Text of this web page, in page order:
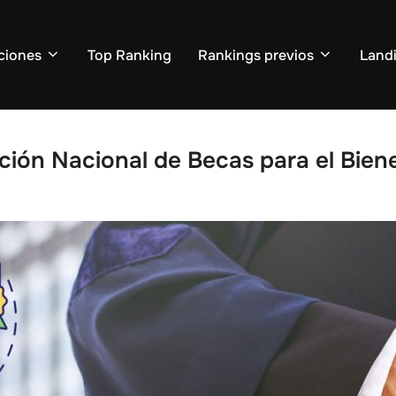
Top Ranking Rankings previos
Nacional de Becas para el